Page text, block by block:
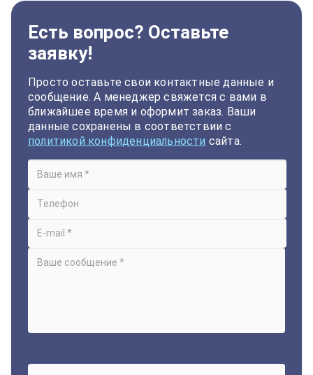
Есть вопрос? Оставьте
заявку!
Просто оставьте свои контактные данные и
сообщение. А менеджер свяжется с вами в
ближайшее время и оформит заказ. Ваши
данные сохранены в соответствии с
политикой конфиденциальности сайта.